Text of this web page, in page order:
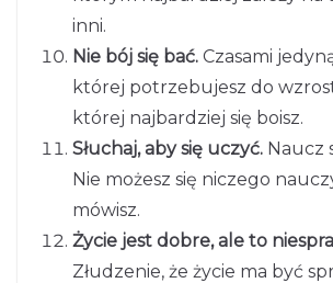
inni.
Nie bój się bać. Czasami
której potrzebujesz do
której najbardziej się boisz.
Słuchaj, aby się uczyć. Naucz
Nie możesz się niczego
mówisz.
Życie jest dobre, ale to
Złudzenie, że życie ma być